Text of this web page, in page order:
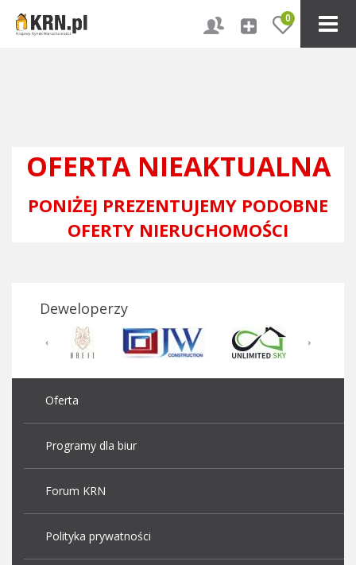
0
OFERTA NIEAKTUALNA
PONIŻEJ PREZENTUJEMY PODOBNE
OFERTY NIERUCHOMOŚCI
Deweloperzy
Oferta
Programy dla biur
Forum KRN
Polityka prywatności